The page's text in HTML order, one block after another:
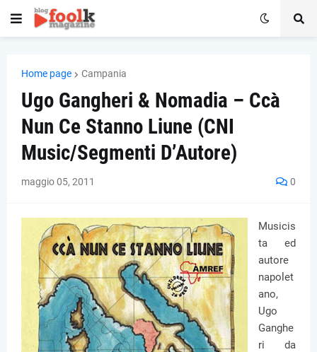
Home page Campania
Ugo Gangheri & Nomadia – Ccà
Nun Ce Stanno Liune (CNI
Music/Segmenti D’Autore)
maggio 05, 2011 0
Musicis
ta ed
autore
napolet
ano,
Ugo
Ganghe
ri da